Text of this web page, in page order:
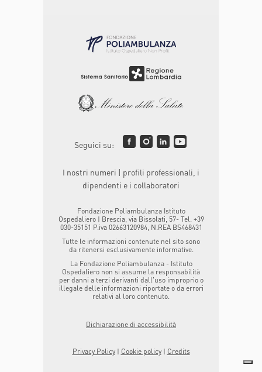
Seguici su:
I nostri numeri | profili professionali, i
dipendenti e i collaboratori
Fondazione Poliambulanza Istituto
Ospedaliero | Brescia, via Bissolati, 57- Tel. +39
030-35151 P.iva 02663120984, N.REA BS468431
Tutte le informazioni contenute nel sito sono
da ritenersi esclusivamente informative.
La Fondazione Poliambulanza - Istituto
Ospedaliero non si assume la responsabilità
per danni a terzi derivanti dall'uso improprio o
illegale delle informazioni riportate o da errori
relativi al loro contenuto.
Dichiarazione di accessibilità
Privacy Policy| Cookie policy| Credits